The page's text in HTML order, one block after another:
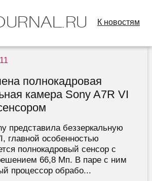
К новостям
полнокадровая
камера Sony A7R VI
представила беззеркальную
главной особенностью
полнокадровый сенсор с
66,8 Мп. В паре с ним
процессор обрабо...